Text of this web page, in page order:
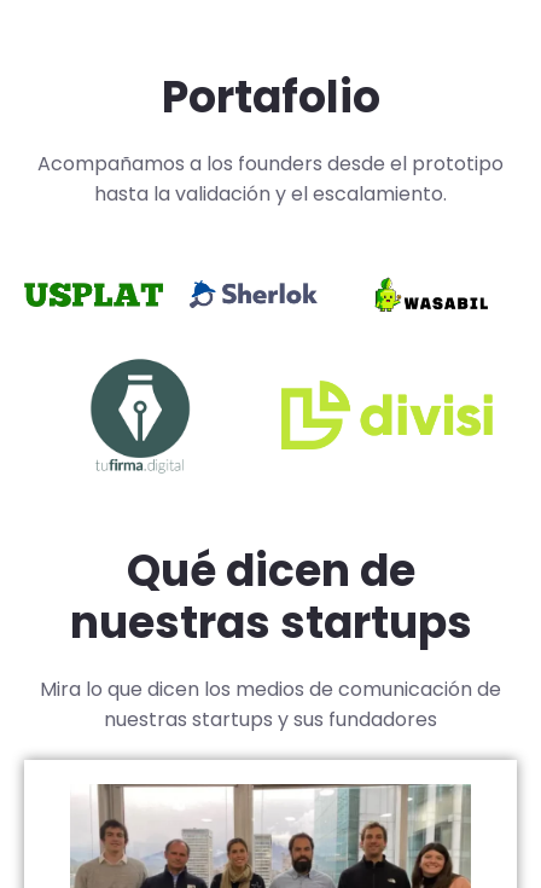
Portafolio
Acompañamos a los founders desde el prototipo
hasta la validación y el escalamiento.
Qué dicen de
nuestras startups
Mira lo que dicen los medios de comunicación de
nuestras startups y sus fundadores